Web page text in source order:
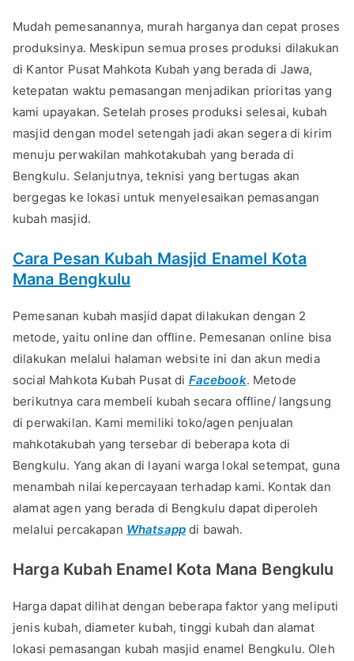
Mudah pemesanannya, murah harganya dan cepat proses
produksinya. Meskipun semua proses produksi dilakukan
di Kantor Pusat Mahkota Kubah yang berada di Jawa,
ketepatan waktu pemasangan menjadikan prioritas yang
kami upayakan. Setelah proses produksi selesai, kubah
masjid dengan model setengah jadi akan segera di kirim
menuju perwakilan mahkotakubah yang berada di
Bengkulu. Selanjutnya, teknisi yang bertugas akan
bergegas ke lokasi untuk menyelesaikan pemasangan
kubah masjid.
Cara Pesan Kubah Masjid Enamel Kota
Mana Bengkulu
Pemesanan kubah masjid dapat dilakukan dengan 2
metode, yaitu online dan offline. Pemesanan online bisa
dilakukan melalui halaman website ini dan akun media
social Mahkota Kubah Pusat di Facebook. Metode
berikutnya cara membeli kubah secara offline/ langsung
di perwakilan. Kami memiliki toko/agen penjualan
mahkotakubah yang tersebar di beberapa kota di
Bengkulu. Yang akan di layani warga lokal setempat, guna
menambah nilai kepercayaan terhadap kami. Kontak dan
alamat agen yang berada di Bengkulu dapat diperoleh
melalui percakapan Whatsapp di bawah.
Harga Kubah Enamel Kota Mana Bengkulu
Harga dapat dilihat dengan beberapa faktor yang meliputi
jenis kubah, diameter kubah, tinggi kubah dan alamat
lokasi pemasangan kubah masjid enamel Bengkulu. Oleh